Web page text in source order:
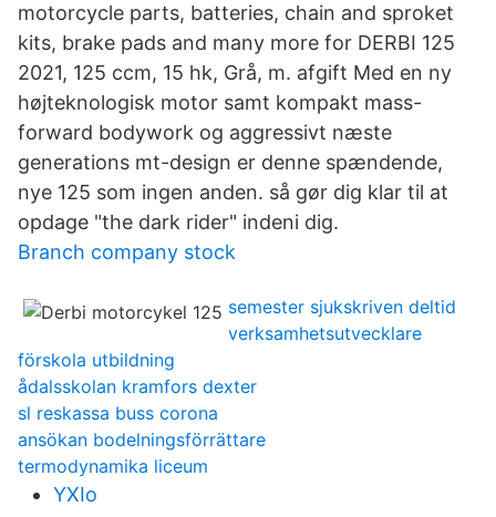
motorcycle parts, batteries, chain and sproket
kits, brake pads and many more for DERBI 125
2021, 125 ccm, 15 hk, Grå, m. afgift Med en ny
højteknologisk motor samt kompakt mass-
forward bodywork og aggressivt næste
generations mt-design er denne spændende,
nye 125 som ingen anden. så gør dig klar til at
opdage "the dark rider" indeni dig.
Branch company stock
semester sjukskriven deltid
verksamhetsutvecklare
förskola utbildning
ådalsskolan kramfors dexter
sl reskassa buss corona
ansökan bodelningsförrättare
termodynamika liceum
YXIo